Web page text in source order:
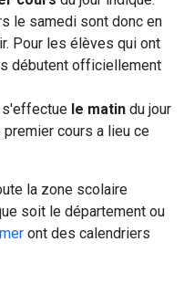
le samedi sont donc en
Pour les élèves qui ont
débutent officiellement
s'effectue le matin du jour
cours a lieu ce
la zone scolaire
soit le département ou
ont des calendriers